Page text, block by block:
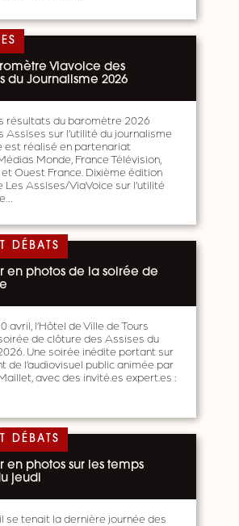
Viavoice des
du Journalisme 2026
résultats du baromètre 2026
Assises sur l’utilité du journalisme
est réalisé en partenariat
Monde, France Télévision,
Ouest France. Dixième édition
Assises/ViaVoice sur l’utilité
DÉBATS
en photos de la soirée de
avril, l’Hôtel de Ville de Tours
de clôture des Assises du
Une soirée inédite portant sur
de l’audiovisuel public animée par
avec des invité.es expert.es :
DÉBATS
en photos sur les temps
jeudi
se tenait la dernière journée des